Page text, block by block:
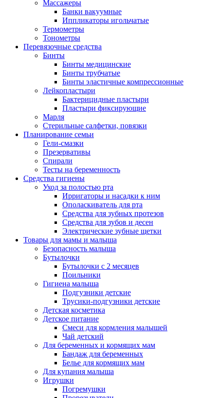
Массажеры
Банки вакуумные
Иппликаторы игольчатые
Термометры
Тонометры
Перевязочные средства
Бинты
Бинты медицинские
Бинты трубчатые
Бинты эластичные компрессионные
Лейкопластыри
Бактерицидные пластыри
Пластыри фиксирующие
Марля
Стерильные салфетки, повязки
Планирование семьи
Гели-смазки
Презервативы
Спирали
Тесты на беременность
Средства гигиены
Уход за полостью рта
Ирригаторы и насадки к ним
Ополаскиватель для рта
Средства для зубных протезов
Средства для зубов и десен
Электрические зубные щетки
Товары для мамы и малыша
Безопасность малыша
Бутылочки
Бутылочки с 2 месяцев
Поильники
Гигиена малыша
Подгузники детские
Трусики-подгузники детские
Детская косметика
Детское питание
Смеси для кормления малышей
Чай детский
Для беременных и кормящих мам
Бандаж для беременных
Белье для кормящих мам
Для купания малыша
Игрушки
Погремушки